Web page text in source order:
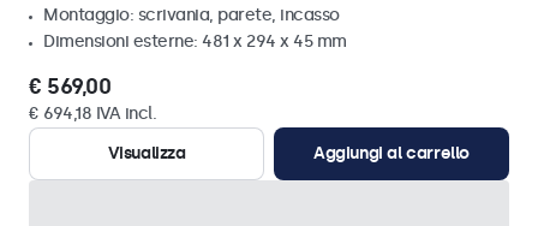
Montaggio: scrivania, parete, incasso
Dimensioni esterne: 481 x 294 x 45 mm
€ 569,00
€ 694,18 IVA incl.
Visualizza
Aggiungi al carrello